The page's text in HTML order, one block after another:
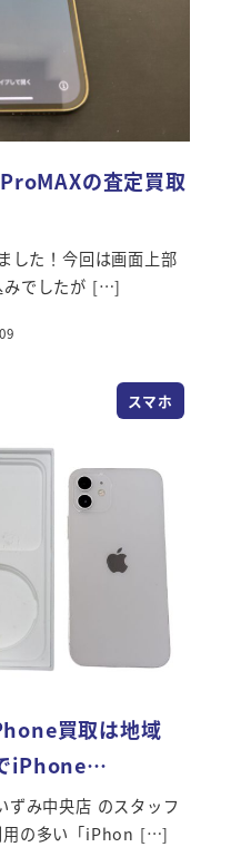
の査定買取
た！今回は画面上部
みでしたが […]
スマホ
買取は地域
iPhone…
ずみ中央店 のスタッフ
用の多い「iPhon […]